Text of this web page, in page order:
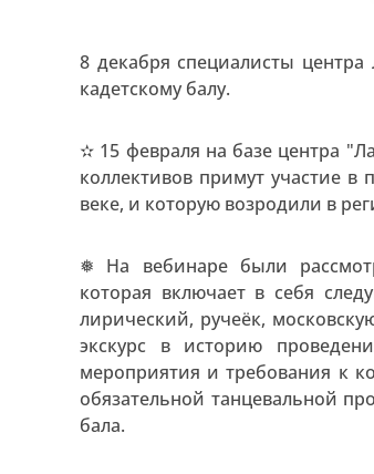
8 декабря специалисты
кадетскому балу.
✫ 15 февраля на базе центра
коллективов примут участие
веке, и которую возродили в
❅ На вебинаре были
которая включает в себя
лирический, ручеёк,
экскурс в историю
мероприятия и требования к
обязательной танцевальной
бала.